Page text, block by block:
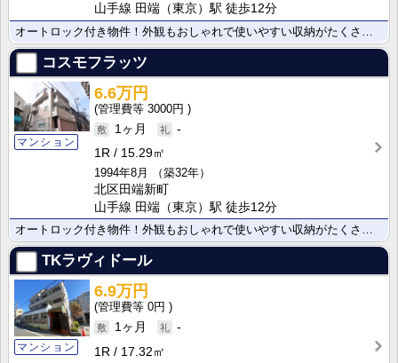
山手線 田端（東京）駅 徒歩12分
オートロック付き物件！外観もおしゃれで使いやすい収納がたくさんついています！
コスモフラッツ
マンション
6.6万円
3000円
1ヶ月
-
1R
15.29㎡
1994年8月
（築32年）
北区田端新町
山手線 田端（東京）駅 徒歩12分
オートロック付き物件！外観もおしゃれで使いやすい収納がたくさんついています！
TKラヴィドール
マンション
6.9万円
0円
1ヶ月
-
1R
17.32㎡